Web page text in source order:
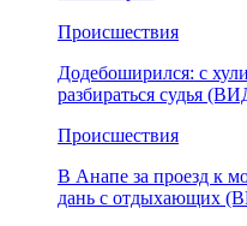
Происшествия
Додебоширился: с
разбираться судья
Происшествия
В Анапе за проезд к
дань с отдыхающих